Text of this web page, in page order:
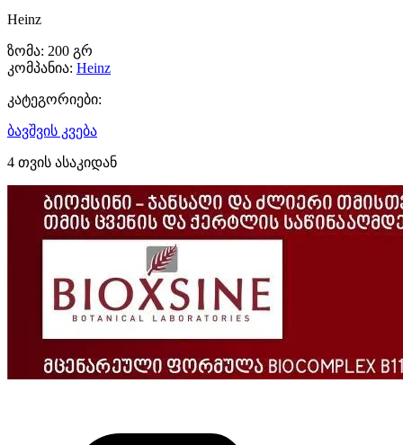
Heinz
ზომა: 200 გრ
კომპანია: Heinz
კატეგორიები:
ბავშვის კვება
4 თვის ასაკიდან